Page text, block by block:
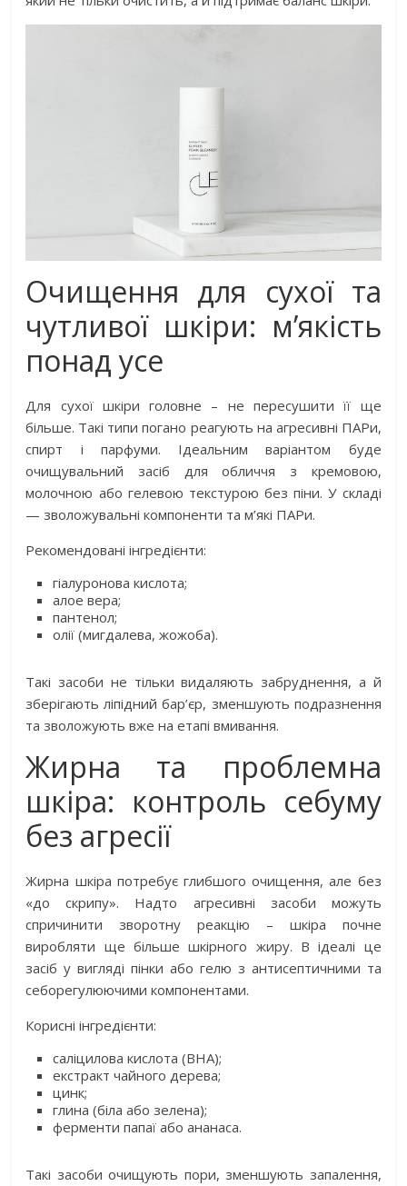
Очищення для сухої та
чутливої шкіри: м’якість
понад усе
Для сухої шкіри головне – не пересушити її ще
більше. Такі типи погано реагують на агресивні ПАРи,
спирт і парфуми. Ідеальним варіантом буде
очищувальний засіб для обличчя з кремовою,
молочною або гелевою текстурою без піни. У складі
— зволожувальні компоненти та м’які ПАРи.
Рекомендовані інгредієнти:
гіалуронова кислота;
алое вера;
пантенол;
олії (мигдалева, жожоба).
Такі засоби не тільки видаляють забруднення, а й
зберігають ліпідний бар’єр, зменшують подразнення
та зволожують вже на етапі вмивання.
Жирна та проблемна
шкіра: контроль себуму
без агресії
Жирна шкіра потребує глибшого очищення, але без
«до скрипу». Надто агресивні засоби можуть
спричинити зворотну реакцію – шкіра почне
виробляти ще більше шкірного жиру. В ідеалі це
засіб у вигляді пінки або гелю з антисептичними та
себорегулюючими компонентами.
Корисні інгредієнти:
саліцилова кислота (BHA);
екстракт чайного дерева;
цинк;
глина (біла або зелена);
ферменти папаї або ананаса.
Такі засоби очищують пори, зменшують запалення,